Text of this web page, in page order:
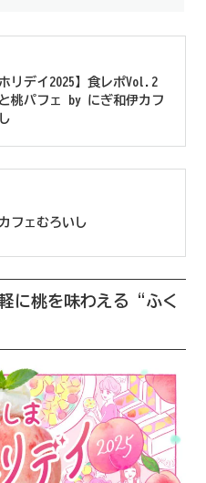
ホリデイ2025】食レポVol.2
と桃パフェ by にぎ和伊カフ
フェむろいし
に桃を味わえる“ふく